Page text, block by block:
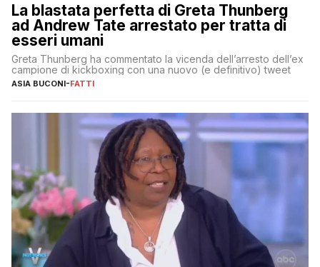
La blastata perfetta di Greta Thunberg
ad Andrew Tate arrestato per tratta di
esseri umani
Greta Thunberg ha commentato la vicenda dell’arresto dell’ex
campione di kickboxing con una nuovo (e definitivo) tweet
ASIA BUCONI-FATTI